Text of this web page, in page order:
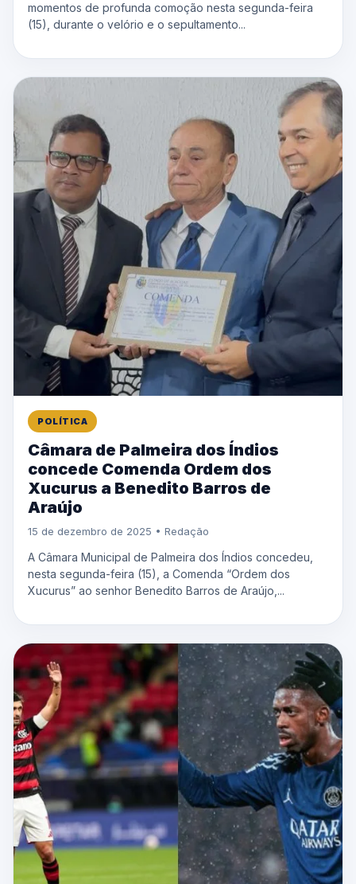
momentos de profunda comoção nesta segunda-feira
(15), durante o velório e o sepultamento...
POLÍTICA
Câmara de Palmeira dos Índios
concede Comenda Ordem dos
Xucurus a Benedito Barros de
Araújo
15 de dezembro de 2025 • Redação
A Câmara Municipal de Palmeira dos Índios concedeu,
nesta segunda-feira (15), a Comenda “Ordem dos
Xucurus” ao senhor Benedito Barros de Araújo,...